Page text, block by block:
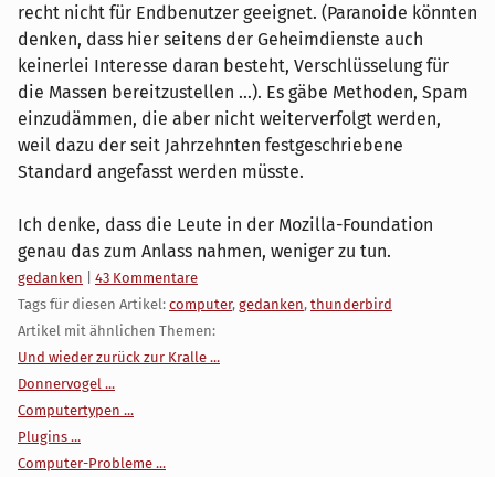
recht nicht für Endbenutzer geeignet. (Paranoide könnten
denken, dass hier seitens der Geheimdienste auch
keinerlei Interesse daran besteht, Verschlüsselung für
die Massen bereitzustellen ...). Es gäbe Methoden, Spam
einzudämmen, die aber nicht weiterverfolgt werden,
weil dazu der seit Jahrzehnten festgeschriebene
Standard angefasst werden müsste.
Ich denke, dass die Leute in der Mozilla-Foundation
genau das zum Anlass nahmen, weniger zu tun.
Kategorien:
gedanken
43 Kommentare
Tags für diesen Artikel: computer, gedanken, thunderbird
Artikel mit ähnlichen Themen:
Und wieder zurück zur Kralle ...
Donnervogel ...
Computertypen ...
Plugins ...
Computer-Probleme ...